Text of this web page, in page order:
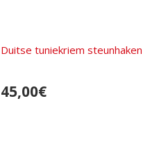
Duitse tuniekriem steunhaken
45,00€